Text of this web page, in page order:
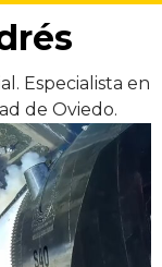
Especialista en
de Oviedo.